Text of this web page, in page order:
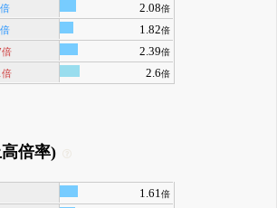
2.08倍
1.82倍
倍 2.39倍
倍 2.6倍
倍率)
1.61倍